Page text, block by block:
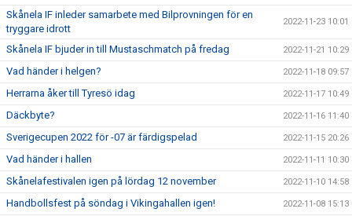
Skånela IF inleder samarbete med Bilprovningen för en
tryggare idrott
2022-11-23 10:01
Skånela IF bjuder in till Mustaschmatch på fredag 2022-11-21 10:29
Vad händer i helgen? 2022-11-18 09:57
Herrarna åker till Tyresö idag 2022-11-17 10:49
Däckbyte? 2022-11-16 11:40
Sverigecupen 2022 för -07 är färdigspelad 2022-11-15 20:26
Vad händer i hallen 2022-11-11 10:30
Skånelafestivalen igen på lördag 12 november 2022-11-10 14:58
Handbollsfest på söndag i Vikingahallen igen! 2022-11-08 15:13